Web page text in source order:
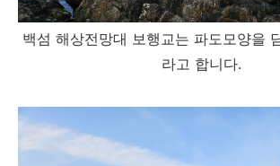
백섬 해상전망대 보행교는 파도모양을
라고 합니다.